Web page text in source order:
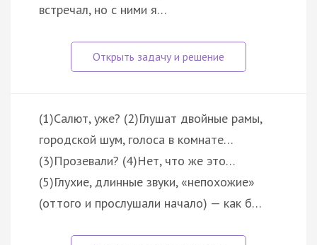
встречал, но с ними я…
(1)Салют, уже? (2)Глушат двойные рамы,
городской шум, голоса в комнате…
(3)Прозевали? (4)Нет, что же это…
(5)Глухие, длинные звуки, «непохожие»
(оттого и прослушали начало) — как б…